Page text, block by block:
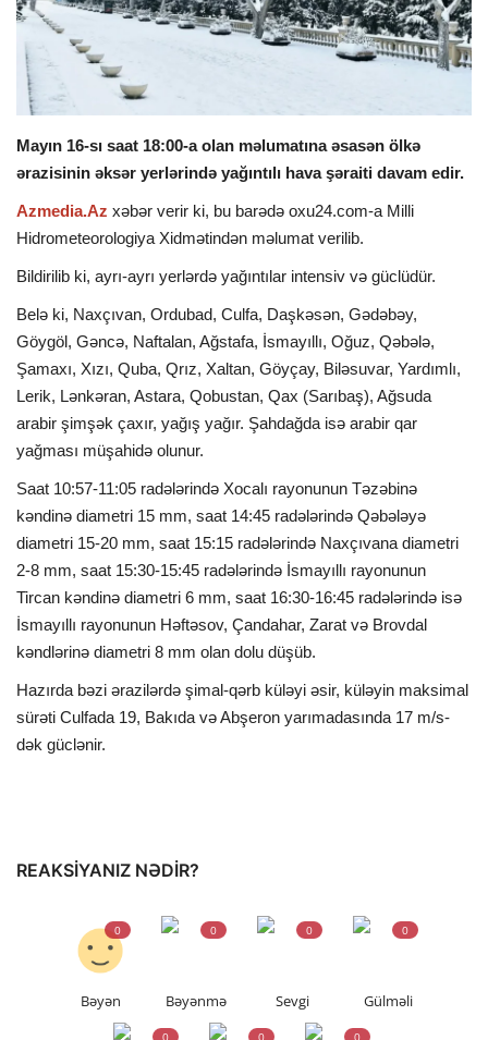
İDMAN
DÜNYA
MARAQLI
SAĞLAMLIQ
ŞOU BİZNES
MÜSAHİBƏ
İKT
Mayın 16-sı saat 18:00-a olan məlumatına əsasən ölkə
ərazisinin əksər yerlərində yağıntılı hava şəraiti davam edir.
Azmedia.Az xəbər verir ki, bu barədə oxu24.com-a Milli
Hidrometeorologiya Xidmətindən məlumat verilib.
Bildirilib ki, ayrı-ayrı yerlərdə yağıntılar intensiv və güclüdür.
Belə ki, Naxçıvan, Ordubad, Culfa, Daşkəsən, Gədəbəy,
Göygöl, Gəncə, Naftalan, Ağstafa, İsmayıllı, Oğuz, Qəbələ,
Şamaxı, Xızı, Quba, Qrız, Xaltan, Göyçay, Biləsuvar, Yardımlı,
Lerik, Lənkəran, Astara, Qobustan, Qax (Sarıbaş), Ağsuda
arabir şimşək çaxır, yağış yağır. Şahdağda isə arabir qar
yağması müşahidə olunur.
Saat 10:57-11:05 radələrində Xocalı rayonunun Təzəbinə
kəndinə diametri 15 mm, saat 14:45 radələrində Qəbələyə
diametri 15-20 mm, saat 15:15 radələrində Naxçıvana diametri
2-8 mm, saat 15:30-15:45 radələrində İsmayıllı rayonunun
Tircan kəndinə diametri 6 mm, saat 16:30-16:45 radələrində isə
İsmayıllı rayonunun Həftəsov, Çandahar, Zarat və Brovdal
kəndlərinə diametri 8 mm olan dolu düşüb.
Hazırda bəzi ərazilərdə şimal-qərb küləyi əsir, küləyin maksimal
sürəti Culfada 19, Bakıda və Abşeron yarımadasında 17 m/s-
dək güclənir.
REAKSIYANIZ NƏDIR?
Bəyən
0
Bəyənmə
0
Sevgi
0
Gülməli
0